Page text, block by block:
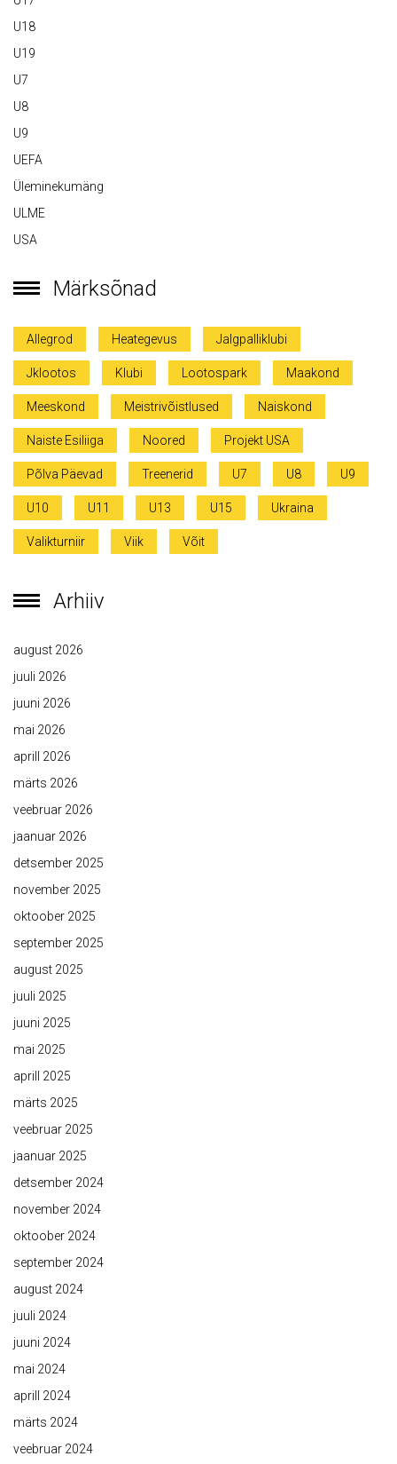
U18
U19
U7
U8
U9
UEFA
Üleminekumäng
ULME
USA
Märksõnad
Allegrod Heategevus Jalgpalliklubi
Jklootos Klubi Lootospark Maakond
Meeskond Meistrivõistlused Naiskond
Naiste Esiliiga Noored Projekt USA
Põlva Päevad Treenerid U7 U8 U9
U10 U11 U13 U15 Ukraina
Valikturniir Viik Võit
Arhiiv
august 2026
juuli 2026
juuni 2026
mai 2026
aprill 2026
märts 2026
veebruar 2026
jaanuar 2026
detsember 2025
november 2025
oktoober 2025
september 2025
august 2025
juuli 2025
juuni 2025
mai 2025
aprill 2025
märts 2025
veebruar 2025
jaanuar 2025
detsember 2024
november 2024
oktoober 2024
september 2024
august 2024
juuli 2024
juuni 2024
mai 2024
aprill 2024
märts 2024
veebruar 2024